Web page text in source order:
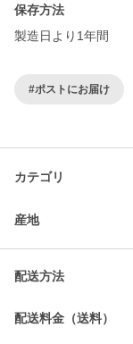
保存方法
製造日より1年間
#ポストにお届け
カテゴリ
産地
配送方法
配送料金（送料）